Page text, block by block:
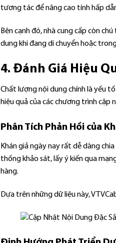
tương tác để nâng cao tính hấp
Bên cạnh đó, nhà cung cấp còn
dung khi đang di chuyển hoặc
4. Đánh Giá Hiệu
Chất lượng nội dung chính là yếu
hiệu quả của các chương trình cập
Phân Tích Phản Hồi của
Khán giả ngày nay rất dễ dàng
thống khảo sát, lấy ý kiến qua
hàng.
Dựa trên những dữ liệu này,